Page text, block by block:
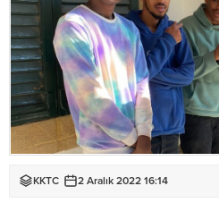
KKTC 2 Aralık 2022 16:14